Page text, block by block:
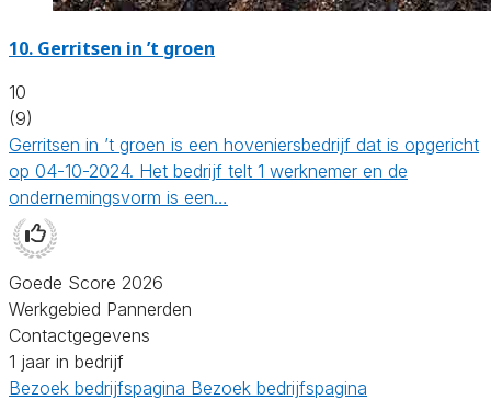
10. Gerritsen in ’t groen
10
(9)
Gerritsen in ’t groen is een hoveniersbedrijf dat is opgericht
op 04-10-2024. Het bedrijf telt 1 werknemer en de
ondernemingsvorm is een…
Goede Score 2026
Werkgebied Pannerden
Contactgegevens
1 jaar in bedrijf
Bezoek bedrijfspagina Bezoek bedrijfspagina